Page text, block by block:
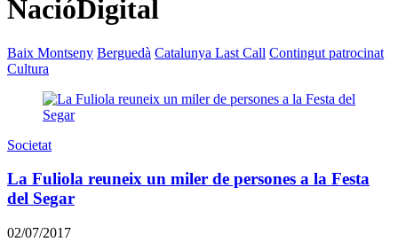
NacióDigital
Baix Montseny Berguedà Catalunya Last Call Contingut patrocinat
Cultura
Societat
La Fuliola reuneix un miler de persones a la Festa
del Segar
02/07/2017